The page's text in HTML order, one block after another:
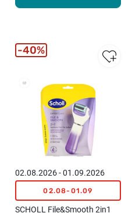
02.08.2026 - 01.09.2026
02.08-01.09
SCHOLL File&Smooth 2in1
40%